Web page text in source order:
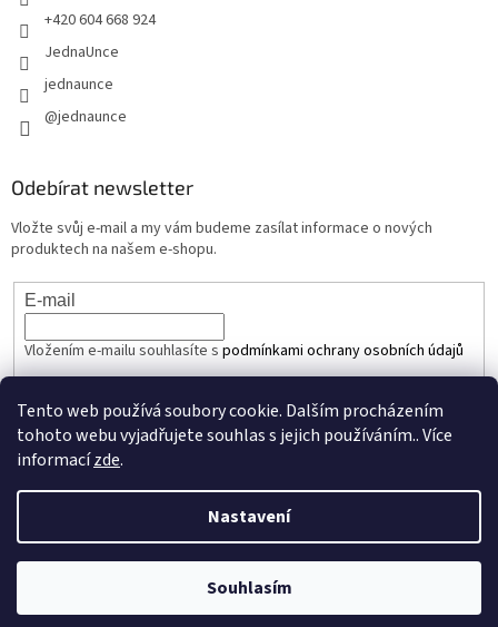
Tento web používá soubory cookie. Dalším procházením
tohoto webu vyjadřujete souhlas s jejich používáním.. Více
informacízde.
Nastavení
Souhlasím
+420 604 668 924
JednaUnce
jednaunce
@jednaunce
Odebírat newsletter
Vložte svůj e-mail a my vám budeme zasílat informace o nových
produktech na našem e-shopu.
E-mail
Vložením e-mailu souhlasíte s podmínkami ochrany osobních údajů
PŘIHLÁSIT SE
Copyright 2026JEDNAUNCE.cz. Všechna práva vyhrazena.Upravit
nastavení cookies